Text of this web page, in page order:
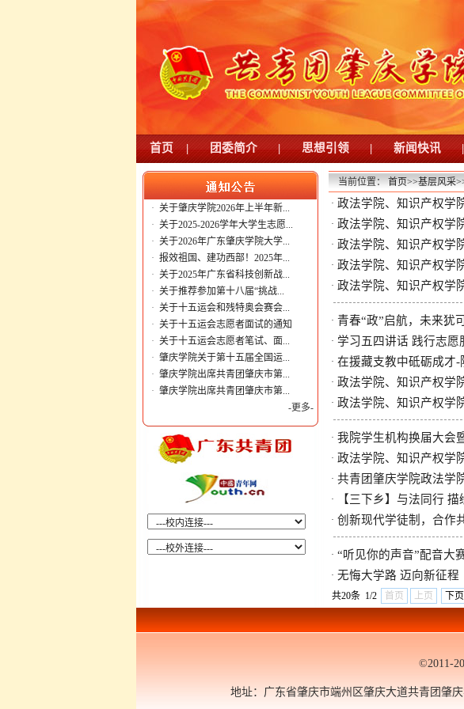
首页 | 团委简介 | 思想引领 | 新闻快讯 |
· 关于肇庆学院2026年上半年新...
· 关于2025-2026学年大学生志愿...
· 关于2026年广东肇庆学院大学...
· 报效祖国、建功西部！2025年...
· 关于2025年广东省科技创新战...
· 关于推荐参加第十八届“挑战...
· 关于十五运会和残特奥会赛会...
· 关于十五运会志愿者面试的通知
· 关于十五运会志愿者笔试、面...
· 肇庆学院关于第十五届全国运...
· 肇庆学院出席共青团肇庆市第...
· 肇庆学院出席共青团肇庆市第...
-更多-
当前位置：首页>>基层风采
· 政法学院、知识产权
· 政法学院、知识产权
· 政法学院、知识产权
· 政法学院、知识产权学
· 政法学院、知识产权学
· 青春“政”启航，未来犹
· 学习五四讲话 践行志愿
· 在援藏支教中砥砺成才
· 政法学院、知识产权学
· 政法学院、知识产权学
· 我院学生机构换届大会
· 政法学院、知识产权学
· 共青团肇庆学院政法学
· 【三下乡】与法同行
· 创新现代学徒制，合作
· “听见你的声音”配音大
· 无悔大学路 迈向新征程
共20条 1/2 首页 上页 下页
©2011-
地址：广东省肇庆市端州区肇庆大道共青团肇